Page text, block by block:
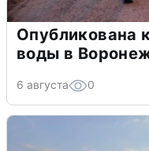
Опубликована
воды в
6 августа 0